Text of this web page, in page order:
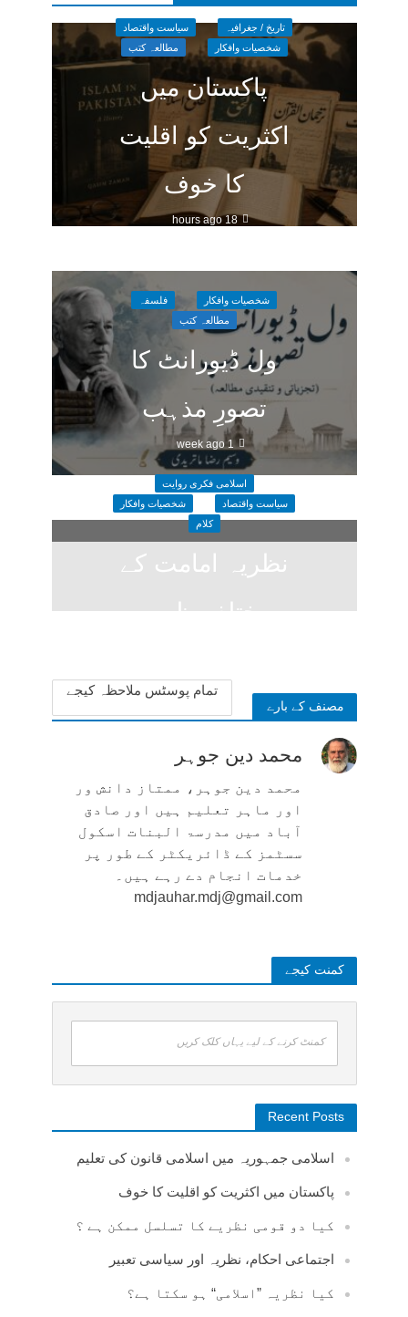
تاریخ / جغرافیہ
سیاست واقتصاد
شخصیات وافکار
مطالعہ کتب
پاکستان میں
اکثریت کو اقلیت
کا خوف
18 hours ago
شخصیات وافکار
فلسفہ
مطالعہ کتب
ول ڈیورانٹ کا
تصورِ مذہب
1 week ago
اسلامی فکری روایت
سیاست واقتصاد
شخصیات وافکار
کلام
نظریہ امامت کے
مختلف ظہور
مصنف کے بارے
تمام پوسٹس ملاحظہ کیجے
محمد دین جوہر
محمد دین جوہر، ممتاز دانش ور
اور ماہر تعلیم ہیں اور صادق
آباد میں مدرسۃ البنات اسکول
سسٹمز کے ڈائریکٹر کے طور پر
خدمات انجام دے رہے ہیں۔
mdjauhar.mdj@gmail.com
کمنت کیجے
کمنٹ کرنے کے لیے یہاں کلک کریں
Recent Posts
اسلامی جمہوریہ میں اسلامی قانون کی تعلیم
پاکستان میں اکثریت کو اقلیت کا خوف
کیا دو قومی نظریے کا تسلسل ممکن ہے ؟
اجتماعی احکام، نظریہ اور سیاسی تعبیر
کیا نظریہ ”اسلامی“ ہو سکتا ہے؟